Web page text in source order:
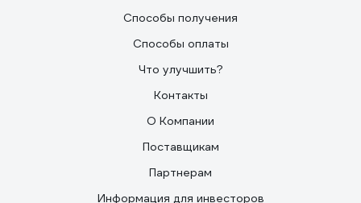
Способы получения
Способы оплаты
Что улучшить?
Контакты
О Компании
Поставщикам
Партнерам
Информация для инвесторов